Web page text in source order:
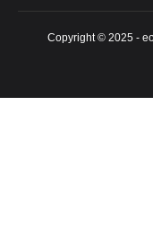
Copyright © 2025 -